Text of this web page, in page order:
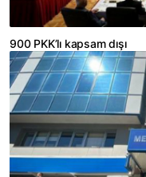
900 PKK’lı kapsam dışı